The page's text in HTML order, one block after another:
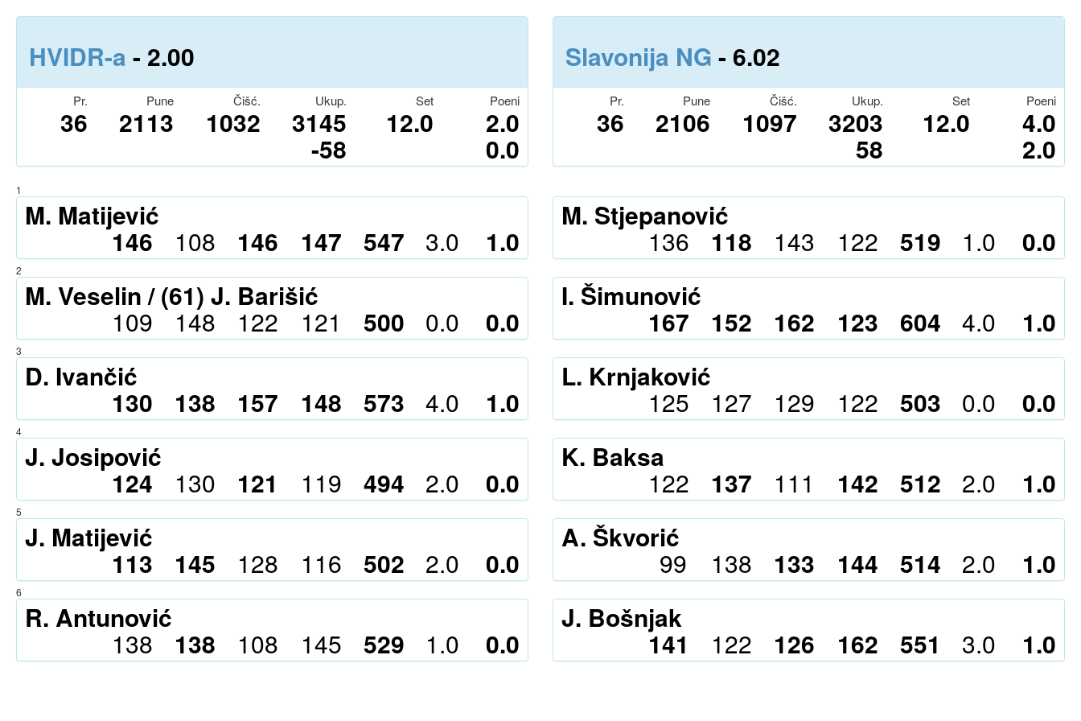
HVIDR-a - 2.00
Pr. Pune Čišć. Ukup. Set Poeni
36 2113 1032 3145
-58
12.0 2.0
0.0
Slavonija NG - 6.02
Pr. Pune Čišć. Ukup. Set Poeni
36 2106 1097 3203
58
12.0 4.0
2.0
1
M. Matijević
146 108 146 147 547 3.0 1.0
M. Stjepanović
136 118 143 122 519 1.0 0.0
2
M. Veselin / (61) J. Barišić
109 148 122 121 500 0.0 0.0
I. Šimunović
167 152 162 123 604 4.0 1.0
3
D. Ivančić
130 138 157 148 573 4.0 1.0
L. Krnjaković
125 127 129 122 503 0.0 0.0
4
J. Josipović
124 130 121 119 494 2.0 0.0
K. Baksa
122 137 111 142 512 2.0 1.0
5
J. Matijević
113 145 128 116 502 2.0 0.0
A. Škvorić
99 138 133 144 514 2.0 1.0
6
R. Antunović
138 138 108 145 529 1.0 0.0
J. Bošnjak
141 122 126 162 551 3.0 1.0